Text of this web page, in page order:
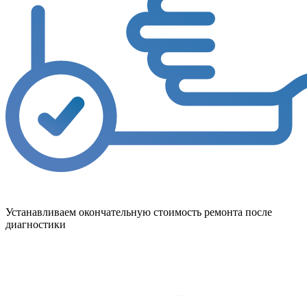
Устанавливаем окончательную стоимость ремонта после
диагностики